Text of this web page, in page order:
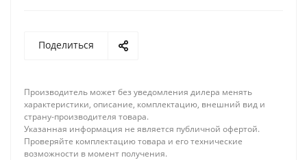
Поделиться
Производитель может без уведомления дилера менять
характеристики, описание, комплектацию, внешний вид и
страну-производителя товара.
Указанная информация не является публичной офертой.
Проверяйте комплектацию товара и его технические
возможности в момент получения.